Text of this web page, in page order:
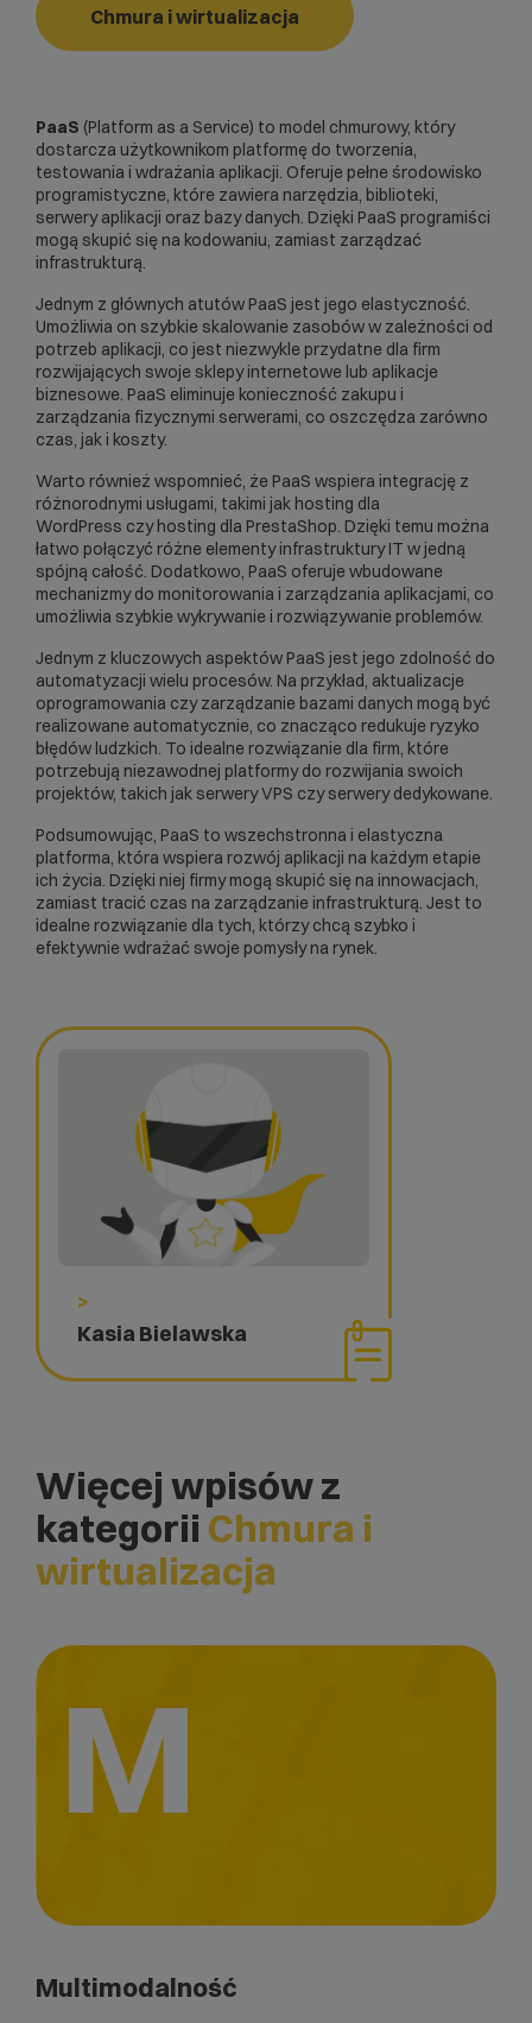
>
Kasia Bielawska
Chmura i wirtualizacja
PaaS (Platform as a Service) to model chmurowy, który
dostarcza użytkownikom platformę do tworzenia,
testowania i wdrażania aplikacji. Oferuje pełne środowisko
programistyczne, które zawiera narzędzia, biblioteki,
serwery aplikacji oraz bazy danych. Dzięki PaaS programiści
mogą skupić się na kodowaniu, zamiast zarządzać
infrastrukturą.
Jednym z głównych atutów PaaS jest jego elastyczność.
Umożliwia on szybkie skalowanie zasobów w zależności od
potrzeb aplikacji, co jest niezwykle przydatne dla firm
rozwijających swoje sklepy internetowe lub aplikacje
biznesowe. PaaS eliminuje konieczność zakupu i
zarządzania fizycznymi serwerami, co oszczędza zarówno
czas, jak i koszty.
Warto również wspomnieć, że PaaS wspiera integrację z
różnorodnymi usługami, takimi jak hosting dla
WordPress czyhosting dla PrestaShop. Dzięki temu można
łatwo połączyć różne elementy infrastruktury IT w jedną
spójną całość. Dodatkowo, PaaS oferuje wbudowane
mechanizmy do monitorowania i zarządzania aplikacjami, co
umożliwia szybkie wykrywanie i rozwiązywanie problemów.
Jednym z kluczowych aspektów PaaS jest jego zdolność do
automatyzacji wielu procesów. Na przykład, aktualizacje
oprogramowania czy zarządzanie bazami danych mogą być
realizowane automatycznie, co znacząco redukuje ryzyko
błędów ludzkich. To idealne rozwiązanie dla firm, które
potrzebują niezawodnej platformy do rozwijania swoich
projektów, takich jakserwery VPS czyserwery dedykowane.
Podsumowując, PaaS to wszechstronna i elastyczna
platforma, która wspiera rozwój aplikacji na każdym etapie
ich życia. Dzięki niej firmy mogą skupić się na innowacjach,
zamiast tracić czas na zarządzanie infrastrukturą. Jest to
idealne rozwiązanie dla tych, którzy chcą szybko i
efektywnie wdrażać swoje pomysły na rynek.
Więcej wpisów z
kategorii Chmura i
wirtualizacja
M
Multimodalność